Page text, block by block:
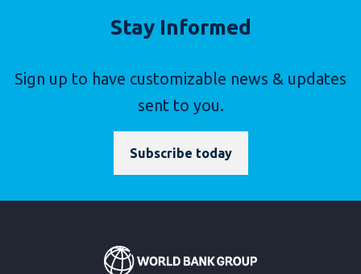
Stay Informed
Sign up to have customizable news & updates
sent to you.
Subscribe today